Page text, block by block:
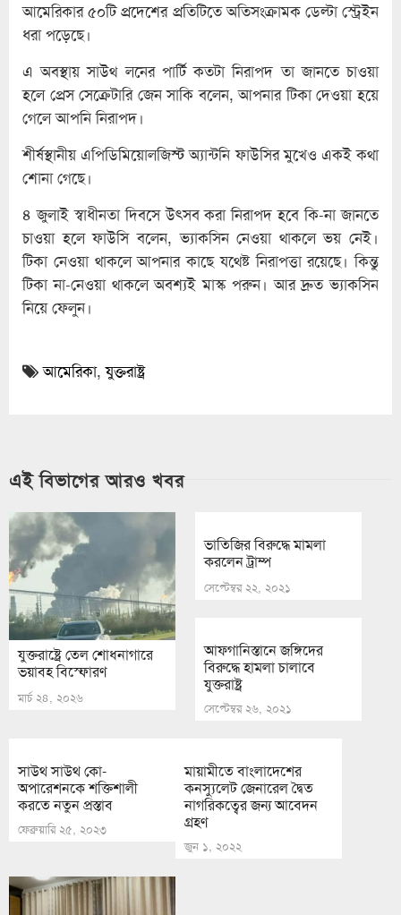
আমেরিকার ৫০টি প্রদেশের প্রতিটিতে অতিসংক্রামক ডেল্টা স্ট্রেইন
ধরা পড়েছে।
এ অবস্থায় সাউথ লনের পার্টি কতটা নিরাপদ তা জানতে চাওয়া
হলে প্রেস সেক্রেটারি জেন সাকি বলেন, আপনার টিকা দেওয়া হয়ে
গেলে আপনি নিরাপদ।
শীর্ষস্থানীয় এপিডিমিয়োলজিস্ট অ্যান্টনি ফাউসির মুখেও একই কথা
শোনা গেছে।
৪ জুলাই স্বাধীনতা দিবসে উৎসব করা নিরাপদ হবে কি-না জানতে
চাওয়া হলে ফাউসি বলেন, ভ্যাকসিন নেওয়া থাকলে ভয় নেই।
টিকা নেওয়া থাকলে আপনার কাছে যথেষ্ট নিরাপত্তা রয়েছে। কিন্তু
টিকা না-নেওয়া থাকলে অবশ্যই মাস্ক পরুন। আর দ্রুত ভ্যাকসিন
নিয়ে ফেলুন।
আমেরিকা,যুক্তরাষ্ট্র
এই বিভাগের আরও খবর
যুক্তরাষ্ট্রে তেল শোধনাগারে
ভয়াবহ বিস্ফোরণ
মার্চ ২৪, ২০২৬
ভাতিজির বিরুদ্ধে মামলা
করলেন ট্রাম্প
সেপ্টেম্বর ২২, ২০২১
আফগানিস্তানে জঙ্গিদের
বিরুদ্ধে হামলা চালাবে
যুক্তরাষ্ট্র
সেপ্টেম্বর ২৬, ২০২১
সাউথ সাউথ কো-
অপারেশনকে শক্তিশালী
করতে নতুন প্রস্তাব
ফেব্রুয়ারি ২৫, ২০২৩
মায়ামীতে বাংলাদেশের
কনস্যুলেট জেনারেল দ্বৈত
নাগরিকত্বের জন্য আবেদন
গ্রহণ
জুন ১, ২০২২